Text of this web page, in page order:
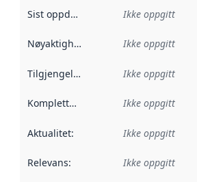
Sist oppdatert Ikke oppgitt
Nøyaktighet Ikke oppgitt
Tilgjengelighet Ikke oppgitt
Kompletthet Ikke oppgitt
Aktualitet: Ikke oppgitt
Relevans: Ikke oppgitt